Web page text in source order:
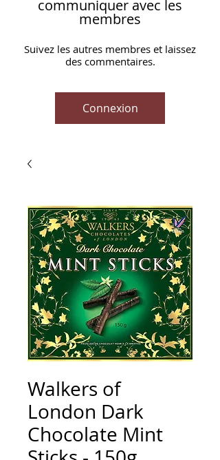
communiquer avec les
membres
Suivez les autres membres et laissez
des commentaires.
Connexion
Walkers of
London Dark
Chocolate Mint